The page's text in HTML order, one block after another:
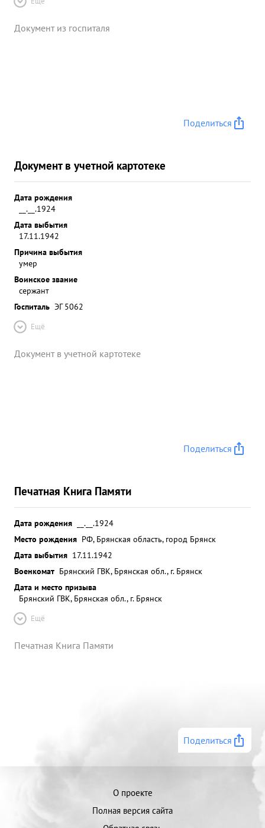
Документ из госпиталя
Поделиться
Документ в учетной картотеке
Дата рождения
__.__.1924
Дата выбытия
17.11.1942
Причина выбытия
умер
Воинское звание
сержант
Госпиталь ЭГ 5062
Ещё
Документ в учетной картотеке
Поделиться
Печатная Книга Памяти
Дата рождения
__.__.1924
Место рождения РФ, Брянская область, город Брянск
Дата выбытия 17.11.1942
Военкомат Брянский ГВК, Брянская обл., г. Брянск
Дата и место призыва
Брянский ГВК, Брянская обл., г. Брянск
Ещё
Печатная Книга Памяти
Поделиться
О проекте
Полная версия сайта